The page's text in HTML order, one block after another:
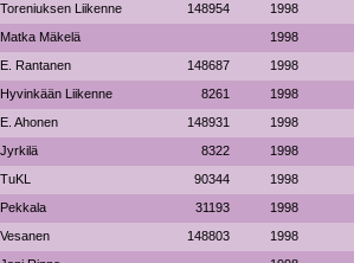
Toreniuksen Liikenne 148954 1998
Matka Mäkelä 1998
E. Rantanen 148687 1998
Hyvinkään Liikenne 8261 1998
E. Ahonen 148931 1998
Jyrkilä 8322 1998
TuKL 90344 1998
Pekkala 31193 1998
Vesanen 148803 1998